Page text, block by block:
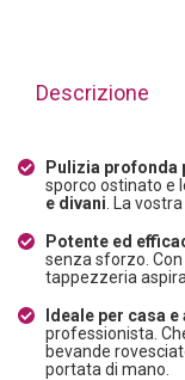
Descrizione
Pulizia profonda
sporco ostinato e
e divani . La
Potente ed
senza sforzo. Con
tappezzeria
Ideale per casa e
professionista.
bevande
portata di mano.